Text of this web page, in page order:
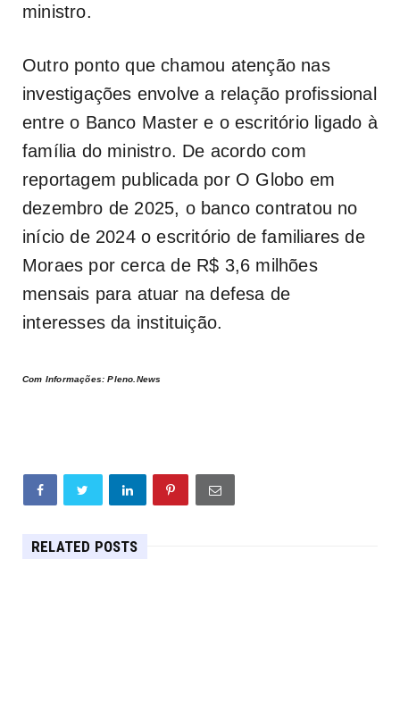
ministro.
Outro ponto que chamou atenção nas
investigações envolve a relação profissional
entre o Banco Master e o escritório ligado à
família do ministro. De acordo com
reportagem publicada por O Globo em
dezembro de 2025, o banco contratou no
início de 2024 o escritório de familiares de
Moraes por cerca de R$ 3,6 milhões
mensais para atuar na defesa de
interesses da instituição.
Com Informações: Pleno.News
RELATED POSTS